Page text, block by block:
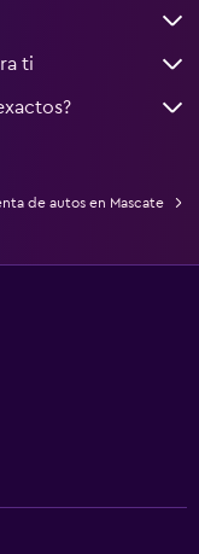
ti
de autos en Mascate